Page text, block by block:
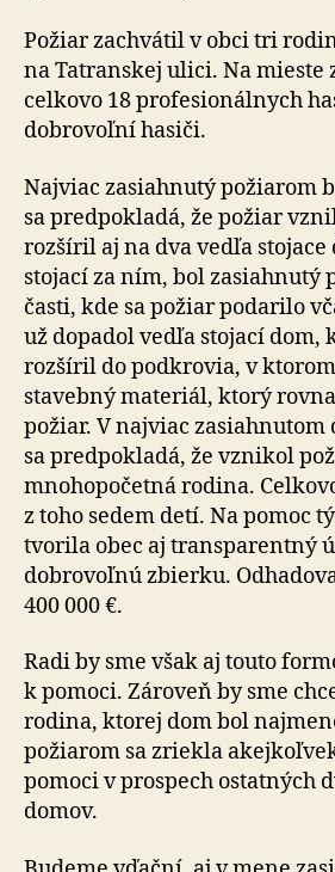
Požiar zachvátil v obci tri
na Tatranskej ulici. Na mieste
celkovo 18 profesionálnych
dobrovoľní hasiči.
Najviac zasiahnutý požiarom
sa pred­po­kla­dá, že požiar
rozšíril aj na dva vedľa stojace
stojací za ním, bol za­siahnutý
časti, kde sa požiar podarilo
už dopadol vedľa stojací dom,
rozšíril do podkrovia, v
stavebný materiál, ktorý
požiar. V najviac za­siahnutom
sa predpokladá, že vznikol
mnohopočetná rodina.
z toho sedem detí. Na pomoc
tvo­ri­la obec aj transparentný
dobrovoľnú zbierku.
400 000 €.
Radi by sme však aj touto
k po­mo­ci. Zároveň by sme
rodina, ktorej dom bol
požiarom sa zriekla
pomoci v prospech ostatných
domov.